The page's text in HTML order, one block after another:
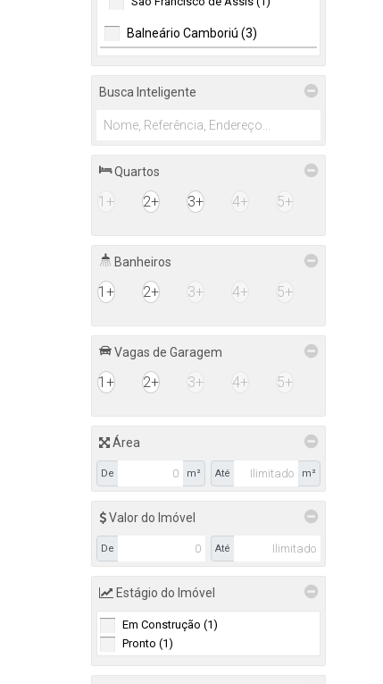
Balneário Camboriú (3)
Busca Inteligente
Quartos
1+ 2+ 3+ 4+ 5+
Banheiros
1+ 2+ 3+ 4+ 5+
Vagas de Garagem
1+ 2+ 3+ 4+ 5+
Área
De m² Até m²
Valor do Imóvel
De Até
Estágio do Imóvel
Em Construção (1)
Pronto (1)